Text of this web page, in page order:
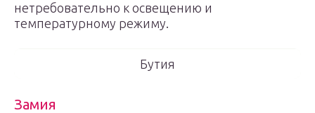
нетребовательно к освещению и
температурному режиму.
Бутия
Замия